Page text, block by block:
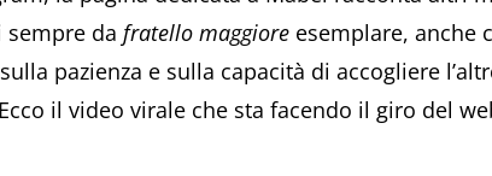
da fratello maggiore esemplare, anche
pazienza e sulla capacità di accogliere
il video virale che sta facendo il giro del